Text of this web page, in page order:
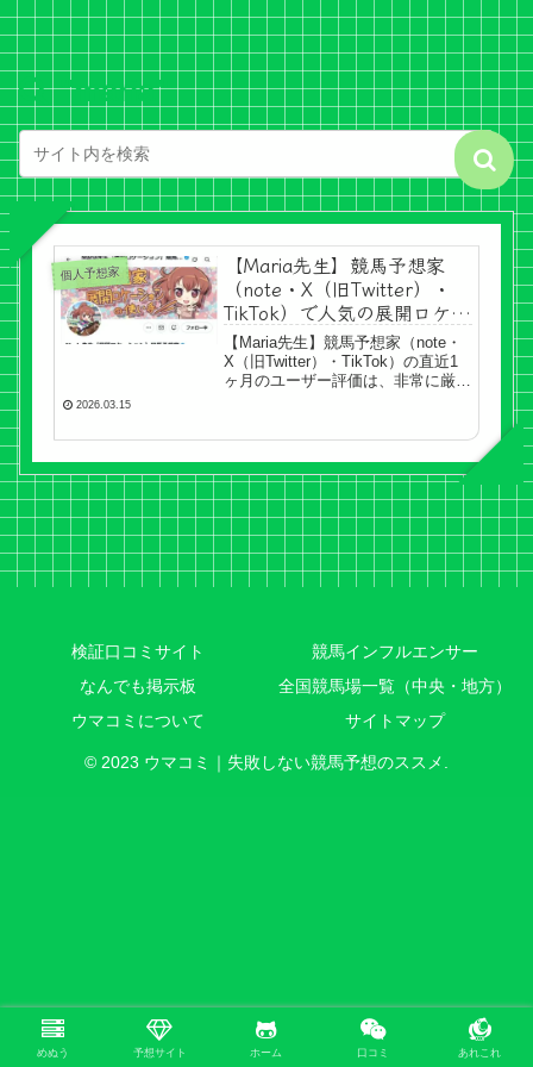
"maria"
個人予想家
【Maria先生】競馬予想家
（note・X（旧Twitter）・
TikTok）で人気の展開ロケー
ションとは｜2026年最新
【Maria先生】競馬予想家（note・
X（旧Twitter）・TikTok）の直近1
ヶ月のユーザー評価は、非常に厳し
疑われており、不的中時はスルーさ
コミと星評価をみる」
2026.03.15
検証口コミサイト
競馬インフルエンサー
なんでも掲示板
全国競馬場一覧（中央・地方）
ウマコミについて
サイトマップ
© 2023 ウマコミ｜失敗しない競馬予想のススメ.
めぬう 予想サイト ホーム 口コミ あれこれ